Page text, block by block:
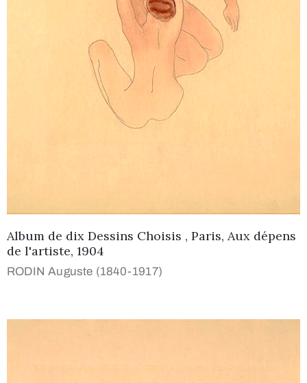
Album de dix Dessins Choisis , Paris, Aux dépens
de l'artiste, 1904
RODIN Auguste (1840-1917)